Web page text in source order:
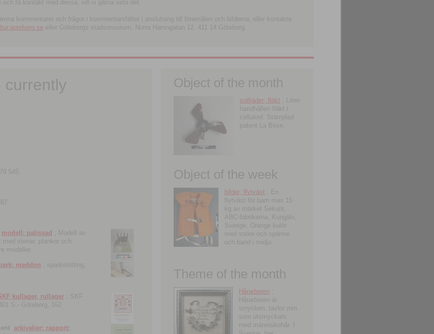
och få kontakt med dessa, vill vi gärna veta det.
kommentarer och frågor i kommentarsfältet i anslutning till föremålen och bilderna, eller kontakta
eller Göteborgs stadsmuseum, Norra Hamngatan 12, 411 14 Göteborg.
currently
79 545.
modell; palissad
; Modell av
stenar, plankor och
modeller.
meddon ; sparkstötting,
kullager, rullager ; SKF
S.- Göteborg, 162
arkivalier; rapport;
Object of the month
solfjäder; fläkt ; Liten
handhållen fläkt i
celluloid. Stämplad
patent La Brise.
Object of the week
bilder; flytväst ; En
flytväst för barn max 15
kg av märket Sekurit,
ABC-fabrikerna, Kungälv,
Sverige. Orange kulör
med snöre och spänne
och band i midja.
Theme of the month
Hårarbeten
Hårarbeten är
smycken, tavlor mm
som utsmyckats
med människohår. I